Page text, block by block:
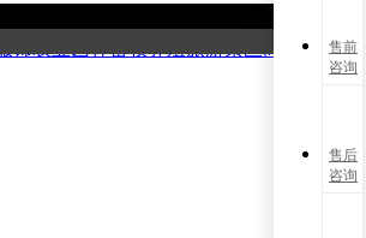
商务服务售前
咨询
售后
咨询